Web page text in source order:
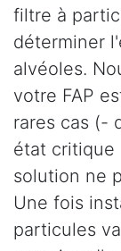
filtre à
déterminer
alvéoles.
votre FAP
rares cas (-
état critique
solution ne
Une fois
particules